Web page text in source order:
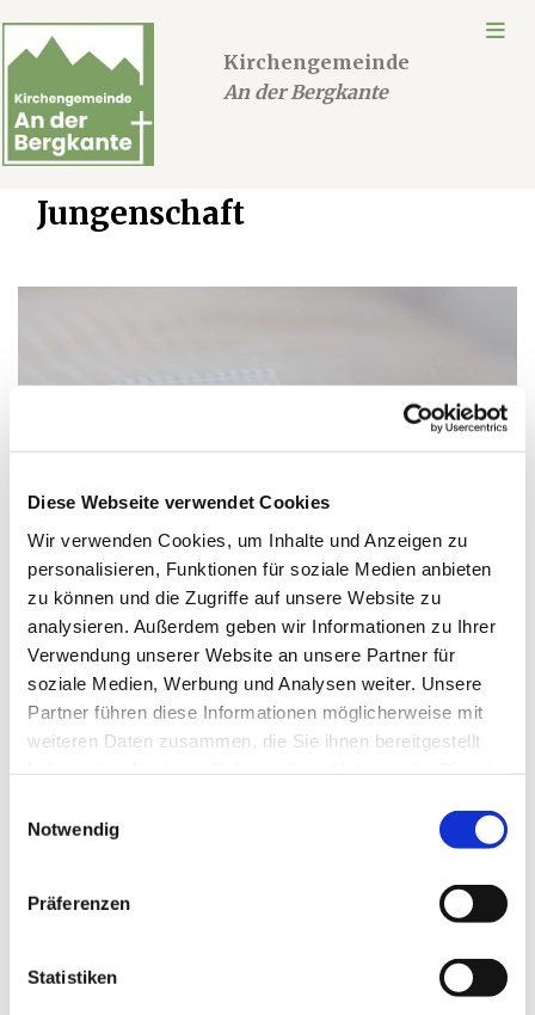
Diese Webseite verwendet Cookies
Wir verwenden Cookies, um Inhalte und Anzeigen zu
personalisieren, Funktionen für soziale Medien anbieten
zu können und die Zugriffe auf unsere Website zu
analysieren. Außerdem geben wir Informationen zu Ihrer
Verwendung unserer Website an unsere Partner für
soziale Medien, Werbung und Analysen weiter. Unsere
Partner führen diese Informationen möglicherweise mit
weiteren Daten zusammen, die Sie ihnen bereitgestellt
Notwendig
Präferenzen
Statistiken
Kirchengemeinde
An der Bergkante
Jungenschaft
Donnerstag, 17. Dezember 2026,
18:30 - 21:30 Uhr
Haddenhausen - Gemeindehaus,
Biemker Straße 23, 32429 Minden